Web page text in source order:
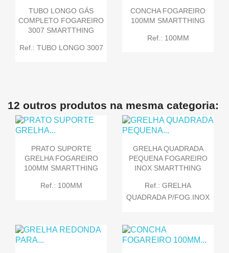
TUBO LONGO GÁS
COMPLETO FOGAREIRO
3007 SMARTTHING
Ref.: TUBO LONGO 3007
CONCHA FOGAREIRO
100MM SMARTTHING
Ref.: 100MM
12 outros produtos na mesma categoria:
PRATO SUPORTE
GRELHA FOGAREIRO
100MM SMARTTHING
Ref.: 100MM
GRELHA QUADRADA
PEQUENA FOGAREIRO
INOX SMARTTHING
Ref.: GRELHA
QUADRADA P/FOG.INOX